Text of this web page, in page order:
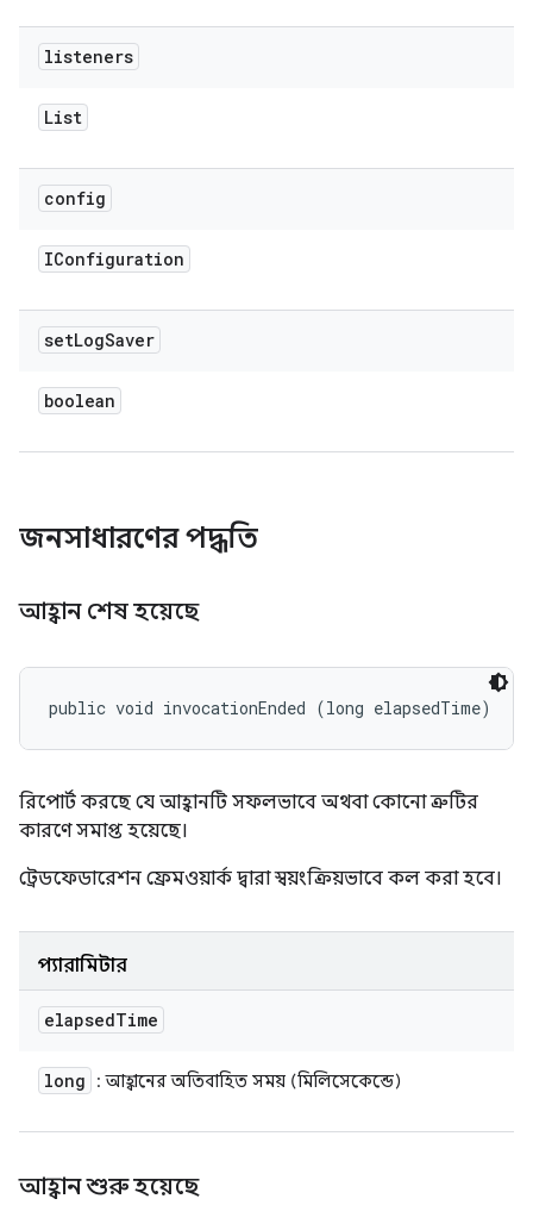
listeners
List
config
IConfiguration
setLogSaver
boolean
জনসাধারণের পদ্ধতি
আহ্বান শেষ হয়েছে
public void invocationEnded (long elapsedTime)
রিপোর্ট করছে যে আহ্বানটি সফলভাবে অথবা কোনো ত্রুটির
কারণে সমাপ্ত হয়েছে।
ট্রেডফেডারেশন ফ্রেমওয়ার্ক দ্বারা স্বয়ংক্রিয়ভাবে কল করা হবে।
প্যারামিটার
elapsedTime
long : আহ্বানের অতিবাহিত সময় (মিলিসেকেন্ডে)
আহ্বান শুরু হয়েছে